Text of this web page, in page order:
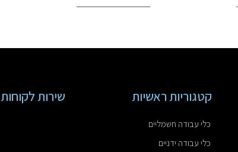
קטגוריות ראשיות
כלי עבודה חשמליים
כלי עבודה ידניים
שירות לקוחות